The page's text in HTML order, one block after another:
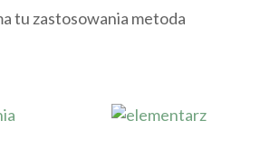
tu zastosowania metoda